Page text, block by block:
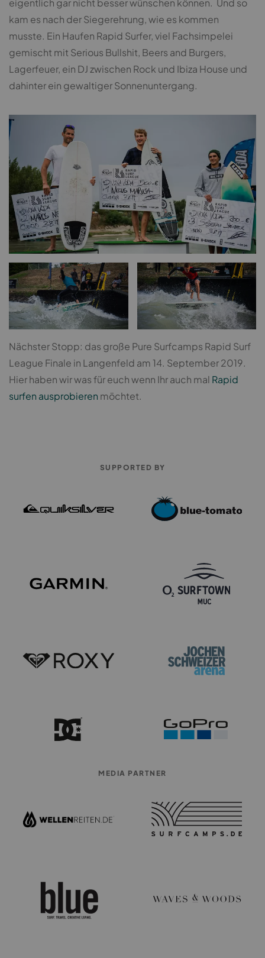
eigentlich gar nicht besser wünschen können. Und so
kam es nach der Siegerehrung, wie es kommen
musste. Ein Haufen Rapid Surfer, viel Fachsimpelei
gemischt mit Serious Bullshit, Beers and Burgers,
Lagerfeuer, ein DJ zwischen Rock und Ibiza House und
dahinter ein gewaltiger Sonnenuntergang.
Nächster Stopp: das große Pure Surfcamps Rapid Surf
League Finale in Langenfeld am 14. September 2019.
Hier haben wir was für euch wenn Ihr auch mal Rapid
surfen ausprobieren möchtet.
SUPPORTED BY
MEDIA PARTNER